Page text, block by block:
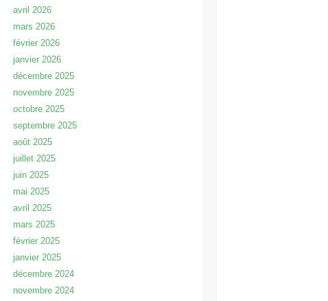
avril 2026
mars 2026
février 2026
janvier 2026
décembre 2025
novembre 2025
octobre 2025
septembre 2025
août 2025
juillet 2025
juin 2025
mai 2025
avril 2025
mars 2025
février 2025
janvier 2025
décembre 2024
novembre 2024